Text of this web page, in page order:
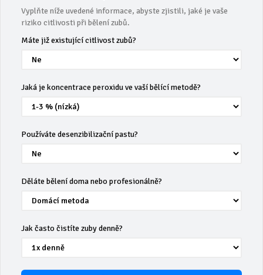
Vyplňte níže uvedené informace, abyste zjistili, jaké je vaše
riziko citlivosti při bělení zubů.
Máte již existující citlivost zubů?
Jaká je koncentrace peroxidu ve vaší bělící metodě?
Používáte desenzibilizační pastu?
Děláte bělení doma nebo profesionálně?
Jak často čistíte zuby denně?